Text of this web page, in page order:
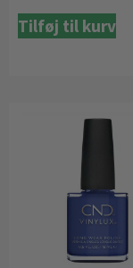
Tilføj til kurv